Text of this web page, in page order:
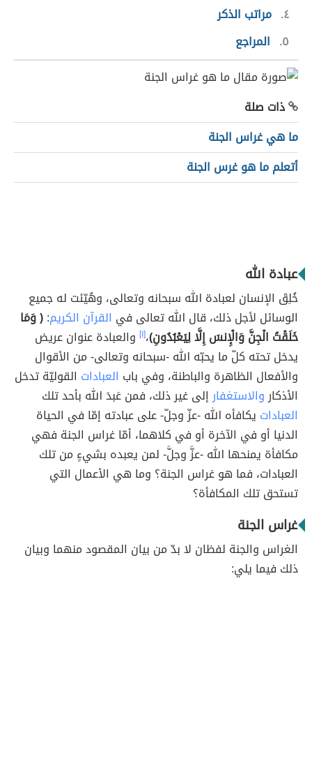
٤ مراتب الذكر
٥
المراجع
ذات صلة
ما هي غراس الجنة
أتعلم ما هو غرس الجنة
عبادة الله
خُلِقَ الإنسان لعبادة الله سبحانه وتعالى، وهُيّئت له جميع
الوسائل لأجل ذلك، قال الله تعالى في القرآن الكريم:( وَمَا
خَلَقْتُ الْجِنَّ وَالْإِنسَ إِلَّا لِيَعْبُدُونِ)،[١] والعبادة عنوان عريض
يدخل تحته كلّ ما يحبّه الله -سبحانه وتعالى- من الأقوال
والأفعال الظاهرة والباطنة، وفي باب العبادات القوليّة تدخل
الأذكاروالاستغفارإلى غير ذلك، فمن عَبدَ الله بأحد تلك
العبادات يكافأه الله -عزّ وجلّ- على عبادته إمّا في الحياة
الدنيا أو في الآخرة أو في كلاهما، أمّا غراس الجنة فهي
مكافأة يمنحها الله -عزَّ وجلَّ- لمن يعبده بشيءٍ من تلك
العبادات، فما هو غراس الجنة؟ وما هي الأعمال التي
تستحق تلك المكافأة؟
غراس الجنة
الغراس والجنة لفظان لا بدّ من بيان المقصود منهما وبيان
ذلك فيما يلي: